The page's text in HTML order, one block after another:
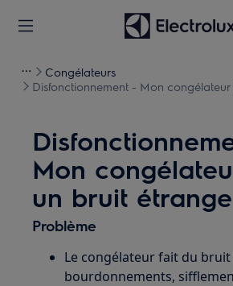
Congélateurs
Disfonctionnement - Mon
Mon
un bruit étrange
Problème
Le congélateur fait du bruit
bourdonnements,